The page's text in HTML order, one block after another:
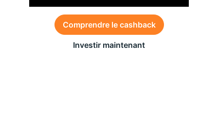
Comprendre le cashback
Investir maintenant